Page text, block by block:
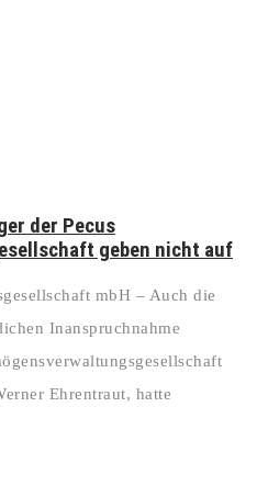
der Pecus
geben nicht auf
mbH – Auch die
Inanspruchnahme
Ehrentraut, hatte